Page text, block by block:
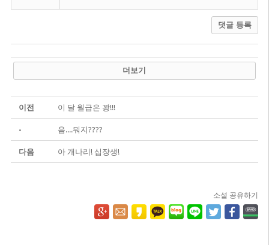
댓글 등록
더보기
이전 이 달 월급은 꽝!!!
- 음....뭐지????
다음 아 개나리! 십장생!
소셜 공유하기